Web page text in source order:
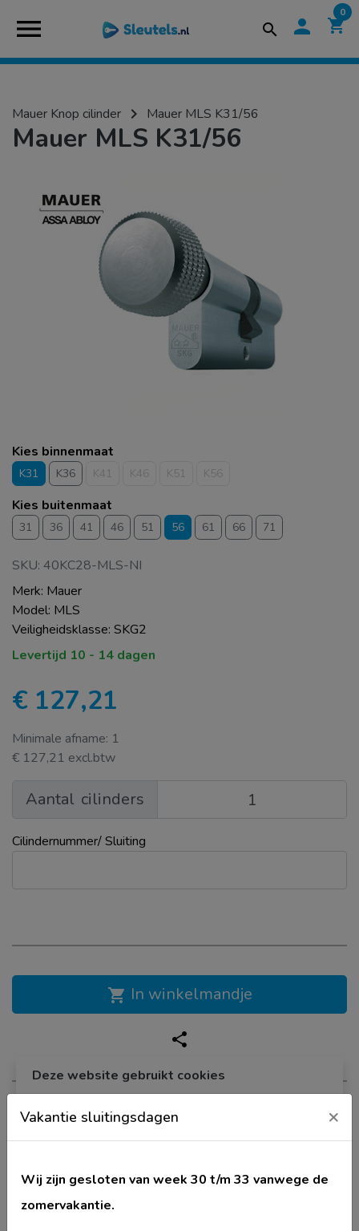
menu search person shopping_cart
0
Mauer Knop cilinder navigate_next Mauer MLS K31/56
Productspecificaties
Artikelnummer
40KC28-MLS-NI
Mauer MLS K31/56
Kies binnenmaat
K31 K36 K41 K46 K51 K56
Kies buitenmaat
31 36 41 46 51 56 61 66 71
SKU: 40KC28-MLS-NI
Merk: Mauer
Model: MLS
Veiligheidsklasse: SKG2
Levertijd 10 - 14 dagen
€ 127,21
Minimale afname: 1
€ 127,21 excl.btw
Aantal cilinders
Cilindernummer/ Sluiting
shopping_cart In winkelmandje
share
Vakantie sluitingsdagen ×
Wij zijn gesloten van week 30 t/m 33 vanwege de
zomervakantie.
Deze website gebruikt cookies
Wij gebruiken cookies om de gebruikerservaring te verbeteren
en gepersonaliseerde advertenties weer te geven. Kies welke
verwerkt wanneer je toestemming geeft.Google
privacyStement.